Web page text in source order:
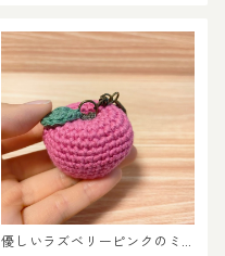
優しいラズベリーピンクのミ